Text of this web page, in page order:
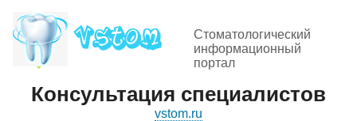
Стоматологический
информационный
портал
Консультация специалистов
vstom.ru